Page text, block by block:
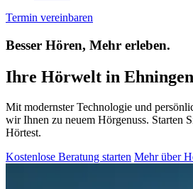
Termin vereinbaren
Besser Hören, Mehr erleben.
Ihre Hörwelt in Ehningen
Mit modernster Technologie und
wir Ihnen zu neuem Hörgenuss. Starten
Hörtest.
Kostenlose Beratung starten Mehr über